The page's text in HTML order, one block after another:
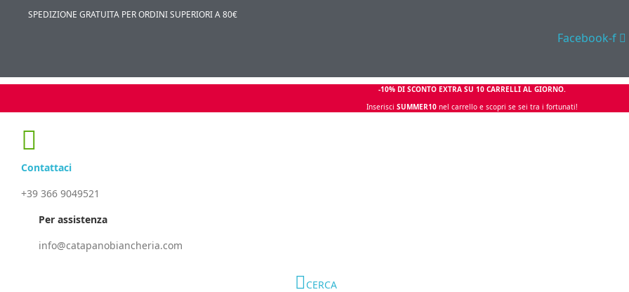
SPEDIZIONE GRATUITA PER ORDINI SUPERIORI A 80€
Facebook-f
-10% DI SCONTO EXTRA SU 10 CARRELLI AL GIORNO.
Inserisci SUMMER10 nel carrello e scopri se sei tra i fortunati!
Contattaci
+39 366 9049521
Per assistenza
info@catapanobiancheria.com
CERCA